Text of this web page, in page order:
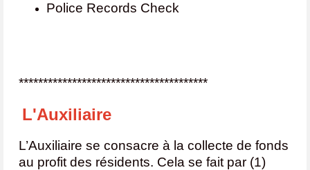
Police Records Check
***************************************
L'Auxiliaire
L’Auxiliaire se consacre à la collecte de fonds
au profit des résidents. Cela se fait par (1)